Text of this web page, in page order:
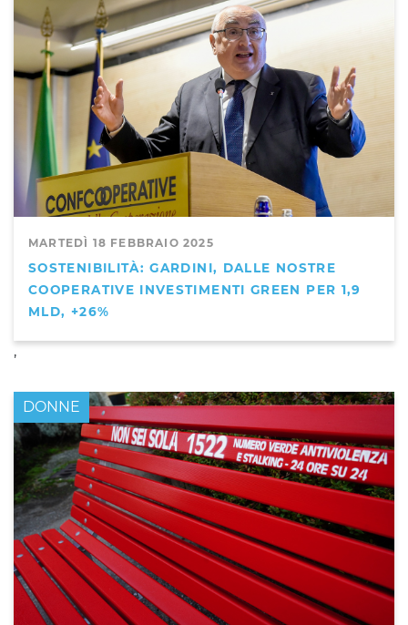
MARTEDÌ 18 FEBBRAIO 2025
SOSTENIBILITÀ: GARDINI, DALLE NOSTRE
COOPERATIVE INVESTIMENTI GREEN PER 1,9
MLD, +26%
,
DONNE